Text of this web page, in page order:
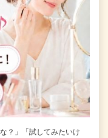
？」「試してみたいけ